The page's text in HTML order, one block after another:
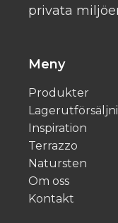
privata
Meny
Produkter
Inspiration
Terrazzo
Natursten
Om oss
Kontakt